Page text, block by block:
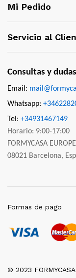
Mi Pedido
Servicio al
Consultas y
Email:
Whatsapp:
Tel: +34931467149
Horario: 9:00-17:00
FORMYCASA
08021 Barcelona,
© 2023
Formas de pago